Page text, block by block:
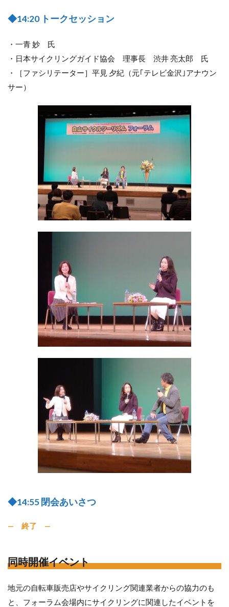
◆14:20 トークセッション
・一青 妙 氏
・日本サイクリングガイド協会 理事長 渋井 亮太郎 氏
・［ファシリテーター］平見 夕紀（元｢テレビ金沢｣アナウン
サー）
◆14:55 閉会あいさつ
— 終了 —
同時開催イベント
地元の自転車販売店やサイクリング関連業者からの協力のも
と、フォーラム会場内にサイクリングに関連したイベントを